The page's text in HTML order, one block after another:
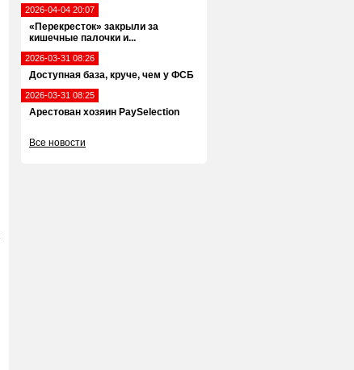
2026-04-04 20:07
«Перекресток» закрыли за
кишечные палочки и...
2026-03-31 08:26
Доступная база, круче, чем у ФСБ
2026-03-31 08:25
Арестован хозяин PaySelection
Все новости